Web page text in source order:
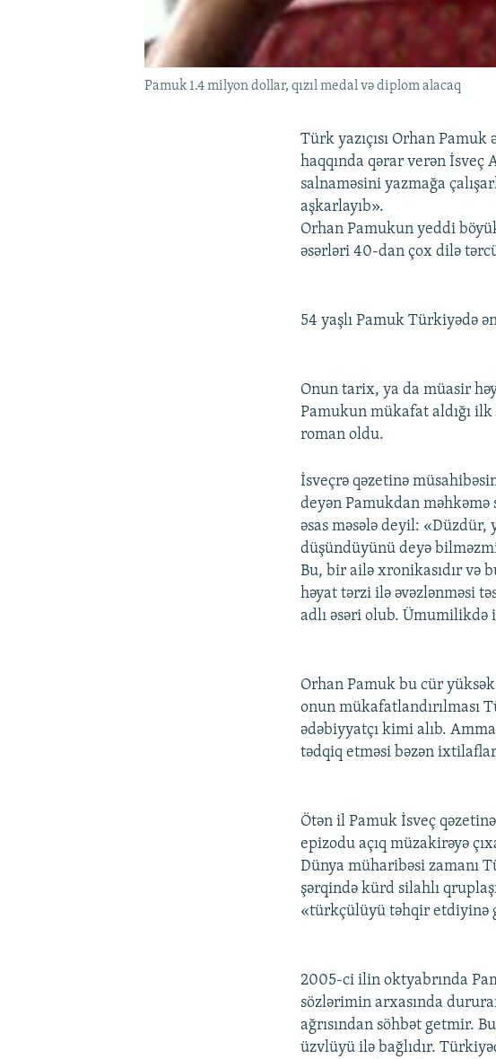
Pamuk 1.4 milyon dollar, qızıl medal və diplom alacaq
Türk yazıçısı Orhan
haqqında qərar verən
salnaməsini yazmağa
aşkarlayıb».
Orhan Pamukun yeddi
əsərləri 40-dan çox dilə
54 yaşlı Pamuk Türkiyədə
Onun tarix, ya da müasir
Pamukun mükafat aldığı ilk
roman oldu.
İsveçrə qəzetinə
deyən Pamukdan
əsas məsələ deyil: «Düzdür,
düşündüyünü deyə
Bu, bir ailə xronikasıdır və
həyat tərzi ilə əvəzlənməsi
adlı əsəri olub. Ümumilikdə
Orhan Pamuk bu cür
onun mükafatlandırılması
ədəbiyyatçı kimi alıb.
tədqiq etməsi bəzən
Ötən il Pamuk İsveç
epizodu açıq müzakirəyə
Dünya müharibəsi zamanı
şərqində kürd silahlı
«türkçülüyü təhqir etdiyinə
2005-ci ilin oktyabrında
sözlərimin arxasında
ağrısından söhbət getmir.
üzvlüyü ilə bağlıdır.